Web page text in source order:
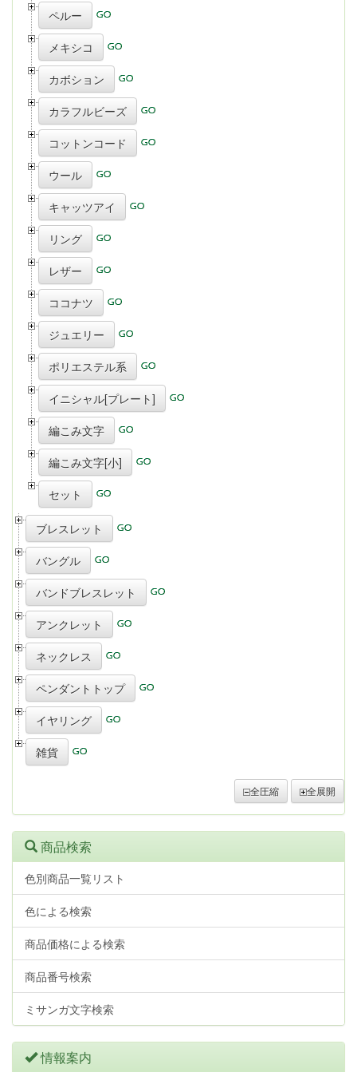
ペルー
メキシコ
カボション
カラフルビーズ
コットンコード
ウール
キャッツアイ
リング
レザー
ココナツ
ジュエリー
ポリエステル系
イニシャル[プレート]
編こみ文字
編こみ文字[小]
セット
ブレスレット
バングル
バンドブレスレット
アンクレット
ネックレス
ペンダントトップ
イヤリング
雑貨
全圧縮 全展開
商品検索
色別商品一覧リスト
色による検索
商品価格による検索
商品番号検索
ミサンガ文字検索
情報案内